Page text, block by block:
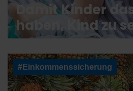
Damit Kinder
haben, Kind zu
#Einkommenssicherung